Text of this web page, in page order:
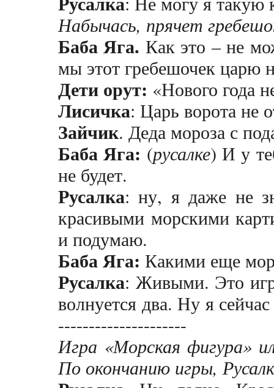
Набычась, прячет
Баба Яга. Как это – не
мы этот гребешочек царю
Дети орут: «Нового года
Лисичка: Царь ворота не
Зайчик. Деда мороза с
Баба Яга: (русалке) И у
не будет.
Русалка: ну, я даже не
красивыми морскими
и подумаю.
Баба Яга: Какими еще
Русалка: Живыми. Это
волнуется два. Ну я
---------------------
Игра «Морская фигура»
По окончанию игры,